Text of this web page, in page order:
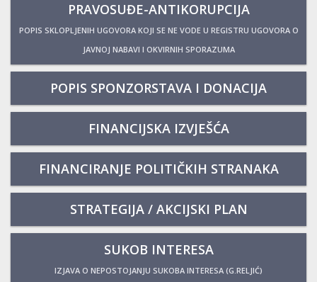
PRAVOSUĐE-ANTIKORUPCIJA
POPIS SKLOPLJENIH UGOVORA KOJI SE NE VODE U REGISTRU UGOVORA O
JAVNOJ NABAVI I OKVIRNIH SPORAZUMA
POPIS SPONZORSTAVA I DONACIJA
FINANCIJSKA IZVJEŠĆA
FINANCIRANJE POLITIČKIH STRANAKA
STRATEGIJA / AKCIJSKI PLAN
SUKOB INTERESA
IZJAVA O NEPOSTOJANJU SUKOBA INTERESA (G.RELJIĆ)